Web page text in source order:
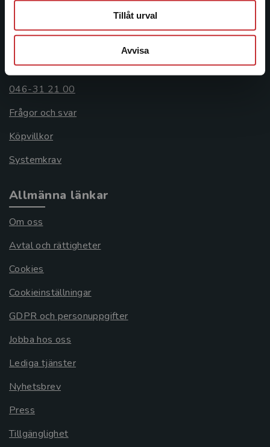
Tillåt urval
Avvisa
Kundservice
Kontakta kundservice
046-31 21 00
Frågor och svar
Köpvillkor
Systemkrav
Allmänna länkar
Om oss
Avtal och rättigheter
Cookies
Cookieinställningar
GDPR och personuppgifter
Jobba hos oss
Lediga tjänster
Nyhetsbrev
Press
Tillgänglighet